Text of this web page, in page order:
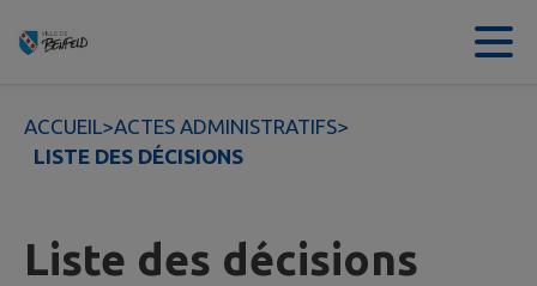
Contenu
ACCUEIL>ACTES ADMINISTRATIFS>
LISTE DES DÉCISIONS
Liste des décisions